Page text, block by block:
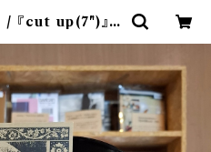
『cut up(7")』※